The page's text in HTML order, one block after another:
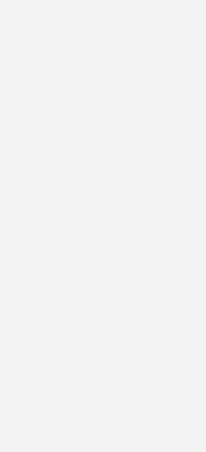
mit dem KK
von uns
gebündelt und